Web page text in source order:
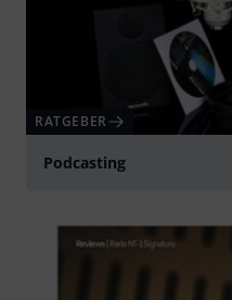
RATGEBER
Podcasting